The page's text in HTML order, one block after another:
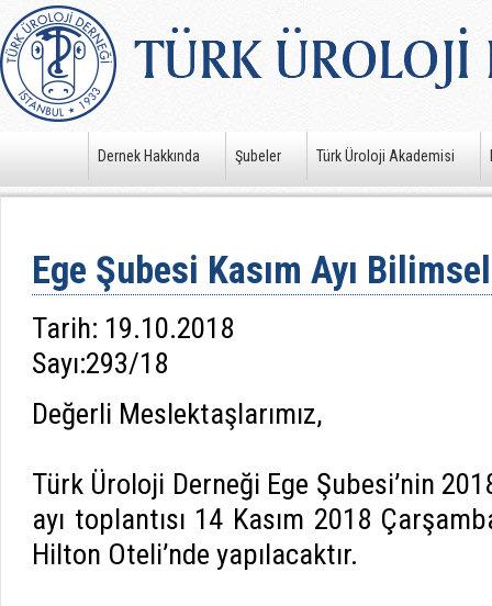
Dernek Hakkında Şubeler Türk Üroloji Akademisi
Ege Şubesi Kasım Ayı
Tarih: 19.10.2018
Sayı:293/18
Değerli Meslektaşlarımız,
Türk Üroloji Derneği Ege Şubesi’nin
ayı toplantısı 14 Kasım 2018
Hilton Oteli’nde yapılacaktır.